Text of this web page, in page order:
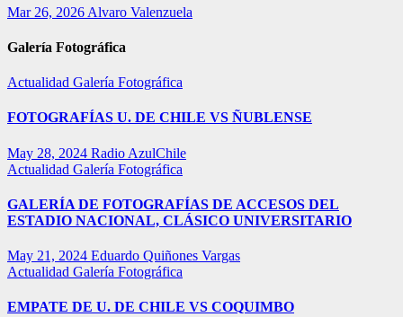
Mar 26, 2026 Alvaro Valenzuela
Galería Fotográfica
Actualidad Galería Fotográfica
FOTOGRAFÍAS U. DE CHILE VS ÑUBLENSE
May 28, 2024 Radio AzulChile
Actualidad Galería Fotográfica
GALERÍA DE FOTOGRAFÍAS DE ACCESOS DEL
ESTADIO NACIONAL, CLÁSICO UNIVERSITARIO
May 21, 2024 Eduardo Quiñones Vargas
Actualidad Galería Fotográfica
EMPATE DE U. DE CHILE VS COQUIMBO